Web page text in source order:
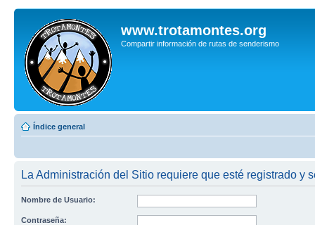
www.trotamontes.org
Compartir información de rutas de senderismo
Índice general
La Administración del Sitio requiere que esté registrado y
Nombre de Usuario:
Contraseña: